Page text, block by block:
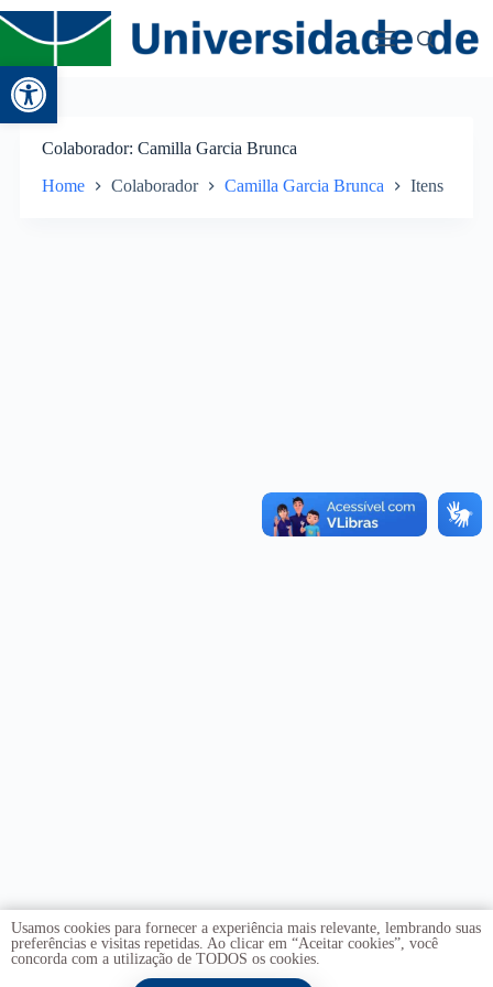
Abrir a barra de ferramentas
Colaborador Camilla Garcia Brunca
Home Colaborador Camilla Garcia Brunca Itens
Usamos cookies para fornecer a experiência mais relevante, lembrando suas
preferências e visitas repetidas. Ao clicar em “Aceitar cookies”, você
concorda com a utilização de TODOS os cookies.